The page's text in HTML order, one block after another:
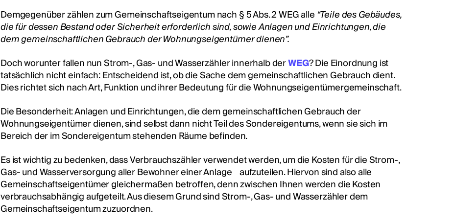
Demgegenüber zählen zum Gemeinschaftseigentum nach § 5 Abs. 2 WEG alle “Teile des Gebäudes,
die für dessen Bestand oder Sicherheit erforderlich sind, sowie Anlagen und Einrichtungen, die
dem gemeinschaftlichen Gebrauch der Wohnungseigentümer dienen”.
Doch worunter fallen nun Strom-, Gas- und Wasserzähler innerhalb derWEG? Die Einordnung ist
tatsächlich nicht einfach: Entscheidend ist, ob die Sache dem gemeinschaftlichen Gebrauch dient.
Dies richtet sich nach Art, Funktion und ihrer Bedeutung für die Wohnungseigentümergemeinschaft.
Die Besonderheit: Anlagen und Einrichtungen, die dem gemeinschaftlichen Gebrauch der
Wohnungseigentümer dienen, sind selbst dann nicht Teil des Sondereigentums, wenn sie sich im
Bereich der im Sondereigentum stehenden Räume befinden.
Es ist wichtig zu bedenken, dass Verbrauchszähler verwendet werden, um die Kosten für die Strom-,
Gas- und Wasserversorgung aller Bewohner einer Anlage aufzuteilen. Hiervon sind also alle
Gemeinschaftseigentümer gleichermaßen betroffen, denn zwischen Ihnen werden die Kosten
verbrauchsabhängig aufgeteilt. Aus diesem Grund sind Strom-, Gas- und Wasserzähler dem
Gemeinschaftseigentum zuzuordnen.